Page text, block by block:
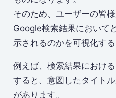
そのため、ユーザーの皆
Google検索結果において
示されるのかを可視化する
例えば、検索結果におけ
すると、意図したタイト
があります。